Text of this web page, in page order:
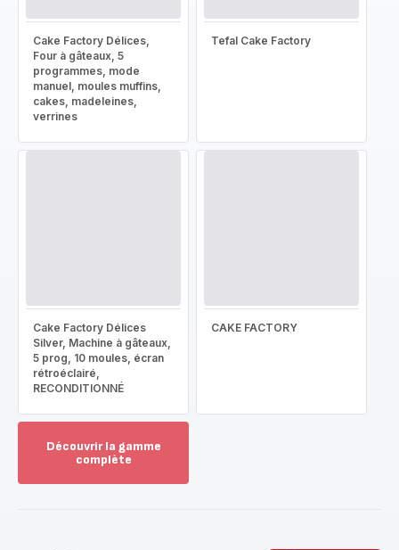
Cake Factory Délices,
Four à gâteaux, 5
programmes, mode
manuel, moules muffins,
cakes, madeleines,
verrines
Tefal Cake Factory
Cake Factory Délices
Silver, Machine à gâteaux,
5 prog, 10 moules, écran
rétroéclairé,
RECONDITIONNÉ
CAKE FACTORY
Découvrir la gamme
complète